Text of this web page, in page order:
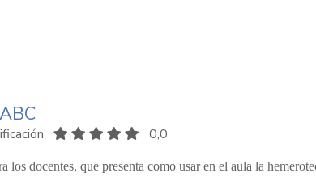
0,0
los docentes, que presenta como usar en el aula la